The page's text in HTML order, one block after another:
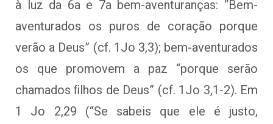
à luz da 6a e 7a bem-aventuranças: “Bem-
aventurados os puros de coração porque
verão a Deus” (cf. 1Jo 3,3); bem-aventurados
os que promovem a paz “porque serão
chamados ﬁlhos de Deus” (cf. 1Jo 3,1-2). Em
1 Jo 2,29 (“Se sabeis que ele é justo,